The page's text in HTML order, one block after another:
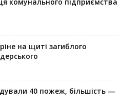
на щиті загиблого
40 пожеж, більшість —